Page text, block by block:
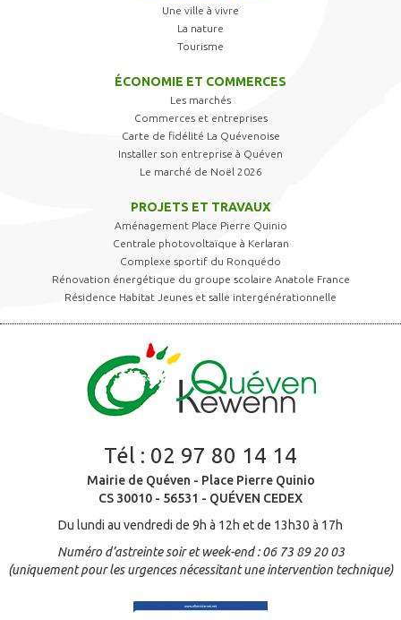
Une ville à vivre
La nature
Tourisme
ÉCONOMIE ET COMMERCES
Les marchés
Commerces et entreprises
Carte de fidélité La Quévenoise
Installer son entreprise à Quéven
Le marché de Noël 2026
PROJETS ET TRAVAUX
Aménagement Place Pierre Quinio
Centrale photovoltaïque à Kerlaran
Complexe sportif du Ronquédo
Rénovation énergétique du groupe scolaire Anatole France
Résidence Habitat Jeunes et salle intergénérationnelle
Tél : 02 97 80 14 14
Mairie de Quéven - Place Pierre Quinio
CS 30010 - 56531 - QUÉVEN CEDEX
Du lundi au vendredi de 9h à 12h et de 13h30 à 17h
Numéro d’astreinte soir et week-end : 06 73 89 20 03
(uniquement pour les urgences nécessitant une intervention technique)